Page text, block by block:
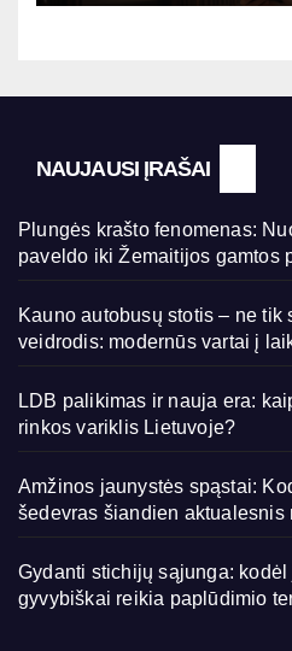
NAUJAUSI ĮRAŠAI
Plungės krašto fenomenas:
paveldo iki Žemaitijos gamtos
Kauno autobusų stotis – ne tik
veidrodis: modernūs vartai į
LDB palikimas ir nauja era:
rinkos variklis Lietuvoje?
Amžinos jaunystės spąstai:
šedevras šiandien aktualesnis
Gydanti stichijų sąjunga:
gyvybiškai reikia paplūdimio